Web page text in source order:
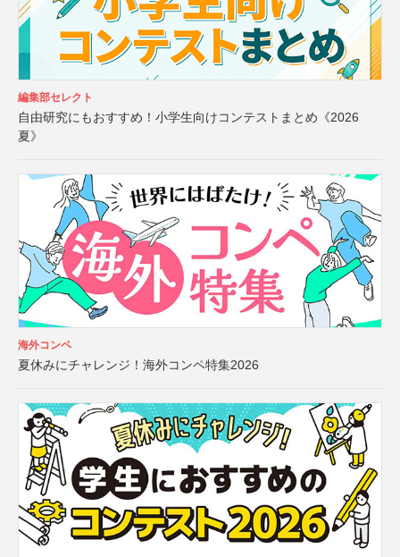
編集部セレクト
自由研究にもおすすめ！小学生向けコンテストまとめ《2026
夏》
海外コンペ
夏休みにチャレンジ！海外コンペ特集2026